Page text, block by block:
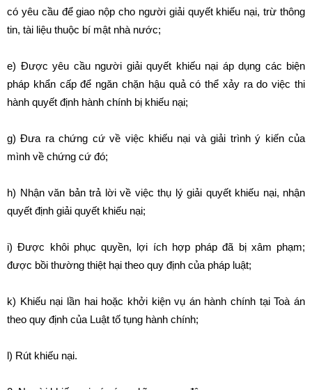
có yêu cầu để giao nộp cho người giải quyết khiếu nại, trừ thông
tin, tài liệu thuộc bí mật nhà nước;
e) Được yêu cầu người giải quyết khiếu nại áp dụng các biện
pháp khẩn cấp để ngăn chặn hậu quả có thể xảy ra do việc thi
hành quyết định hành chính bị khiếu nại;
g) Đưa ra chứng cứ về việc khiếu nại và giải trình ý kiến của
mình về chứng cứ đó;
h) Nhận văn bản trả lời về việc thụ lý giải quyết khiếu nại, nhận
quyết định giải quyết khiếu nại;
i) Được khôi phục quyền, lợi ích hợp pháp đã bị xâm phạm;
được bồi thường thiệt hại theo quy định của pháp luật;
k) Khiếu nại lần hai hoặc khởi kiện vụ án hành chính tại Toà án
theo quy định của Luật tố tụng hành chính;
l) Rút khiếu nại.